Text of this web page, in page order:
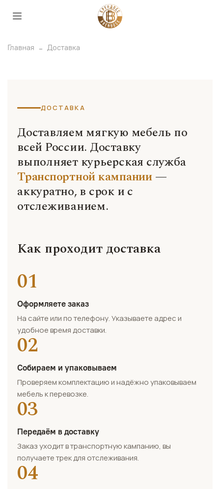
Главная Доставка
ДОСТАВКА
Доставляем мягкую мебель по
всей России. Доставку
выполняет курьерская служба
Транспортной кампании—
аккуратно, в срок и с
отслеживанием.
Как проходит доставка
01
Оформляете заказ
На сайте или по телефону. Указываете адрес и
удобное время доставки.
02
Собираем и упаковываем
Проверяем комплектацию и надёжно упаковываем
мебель к перевозке.
03
Передаём в доставку
Заказ уходит в транспортную кампанию, вы
получаете трек для отслеживания.
04